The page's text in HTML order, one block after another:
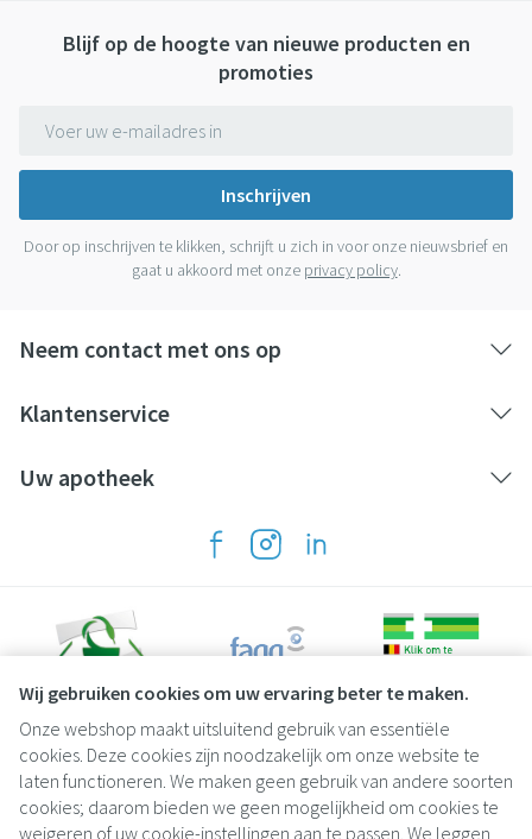
Wij gebruiken cookies om uw ervaring beter te maken.
Onze webshop maakt uitsluitend gebruik van essentiële
cookies. Deze cookies zijn noodzakelijk om onze website te
laten functioneren. We maken geen gebruik van andere soorten
cookies; daarom bieden we geen mogelijkheid om cookies te
weigeren of uw cookie-instellingen aan te passen. We leggen
Blijf op de hoogte van nieuwe producten en
promoties
Inschrijven
Door op inschrijven te klikken, schrijft u zich in voor onze nieuwsbrief en
gaat u akkoord met onze privacy policy.
Neem contact met ons op
Klantenservice
Uw apotheek
Juridische links